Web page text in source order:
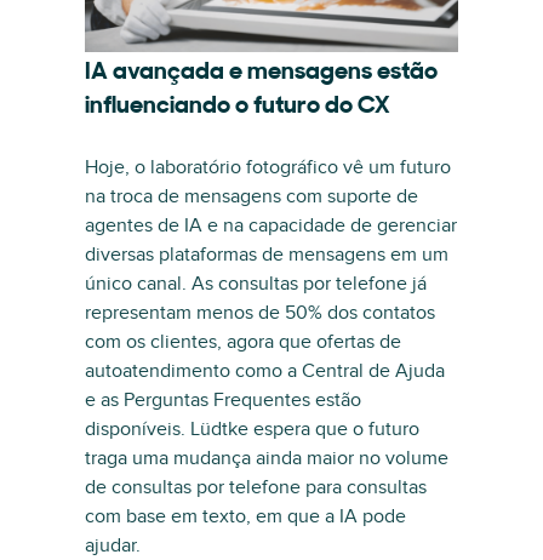
IA avançada e mensagens estão
influenciando o futuro do CX
Hoje, o laboratório fotográfico vê um futuro
na troca de mensagens com suporte de
agentes de IA e na capacidade de gerenciar
diversas plataformas de mensagens em um
único canal. As consultas por telefone já
representam menos de 50% dos contatos
com os clientes, agora que ofertas de
autoatendimento como a Central de Ajuda
e as Perguntas Frequentes estão
disponíveis. Lüdtke espera que o futuro
traga uma mudança ainda maior no volume
de consultas por telefone para consultas
com base em texto, em que a IA pode
ajudar.